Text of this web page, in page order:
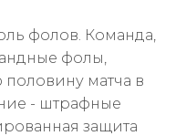
фолов. Команда,
фолы,
половину матча в
- штрафные
защита